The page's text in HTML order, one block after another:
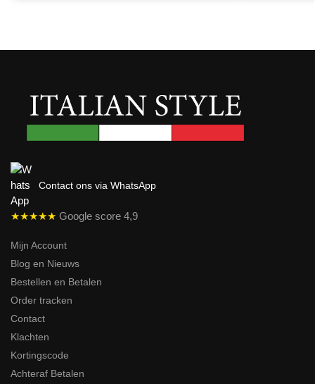
Contact ons via WhatsApp
★★★★★ Google score 4,9
Mijn Account
Blog en Nieuws
Bestellen en Betalen
Order tracken
Contact
Klachten
Kortingscode
Achteraf Betalen